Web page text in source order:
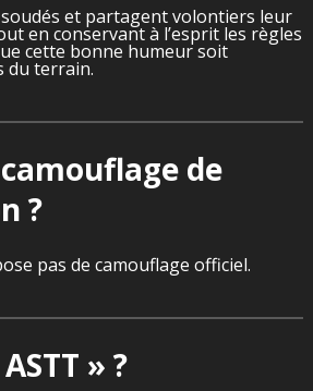
et partagent volontiers leur
en conservant à l’esprit les règles
cette bonne humeur soit
du terrain.
de
?
pas de camouflage officiel.
» ?